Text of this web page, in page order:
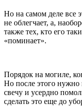
Но на самом деле все
не облегчает, а,
также тех, кто его
«поминает».
Порядок на могиле,
Но после этого нужно
свечу и усердно
сделать это еще до